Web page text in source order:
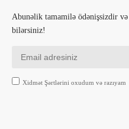
Abunəlik tamamilə ödənişsizdir
bilərsiniz!
Xidmət Şərtlərini oxudum və razıyam